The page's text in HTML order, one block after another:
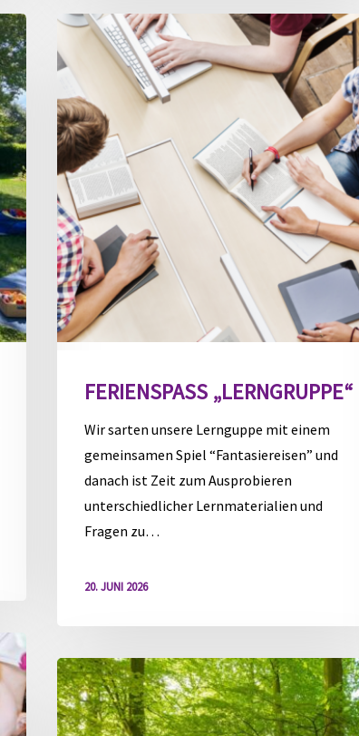
Ferienspaß
„Lerngruppe“
FERIENSPASS „LERNGRUPPE“
Wir sarten unsere Lernguppe mit einem
gemeinsamen Spiel “Fantasiereisen” und
danach ist Zeit zum Ausprobieren
unterschiedlicher Lernmaterialien und
Fragen zu…
20. JUNI 2026
Ferienspaß
„Woid
Gfüh